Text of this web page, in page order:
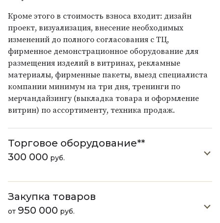
Кроме этого в стоимость взноса входит: дизайн
проект, визуализация, внесение необходимых
изменений до полного согласования с ТЦ,
фирменное демонстрационное оборудование для
размещения изделий в витринах, рекламные
материалы, фирменные пакеты, выезд специалиста
компании минимум на три дня, тренинги по
мерчандайзингу (выкладка товара и оформление
витрин) по ассортименту, техника продаж.
Торговое оборудование**
300 000 руб.
Закупка товаров
от 950 000 руб.